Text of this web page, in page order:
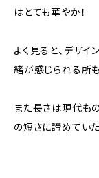
はとても華やか！
よく見ると、デザ
緒が感じられる所
また長さは現代も
の短さに諦めてい